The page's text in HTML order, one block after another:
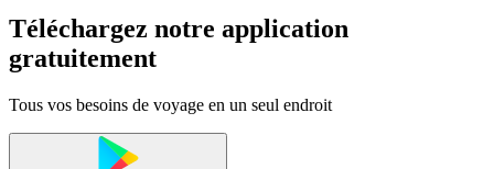
Téléchargez notre application
gratuitement
Tous vos besoins de voyage en un seul endroit